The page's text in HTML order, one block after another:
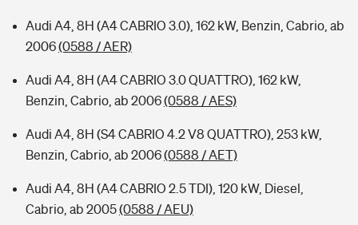
Audi A4, 8H (A4 CABRIO 3.0), 162 kW, Benzin, Cabrio, ab
2006(0588 / AER)
Audi A4, 8H (A4 CABRIO 3.0 QUATTRO), 162 kW,
Benzin, Cabrio, ab 2006(0588 / AES)
Audi A4, 8H (S4 CABRIO 4.2 V8 QUATTRO), 253 kW,
Benzin, Cabrio, ab 2006(0588 / AET)
Audi A4, 8H (A4 CABRIO 2.5 TDI), 120 kW, Diesel,
Cabrio, ab 2005(0588 / AEU)